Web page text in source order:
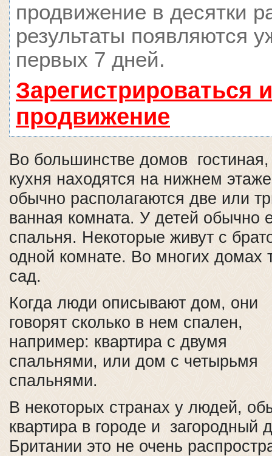
продвижение в десятки
результаты появляются
первых 7 дней.
Зарегистрироваться
продвижение
Во большинстве домов гостиная,
кухня находятся на нижнем
обычно располагаются две или
ванная комната. У детей обычно
спальня. Некоторые живут с
одной комнате. Во многих домах
сад.
Когда люди описывают дом, они
говорят сколько в нем спален,
например: квартира с двумя
спальнями, или дом с четырьмя
спальнями.
В некоторых странах у людей,
квартира в городе и загородный
Британии это не очень